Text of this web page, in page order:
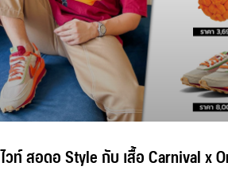
ไวท์ สอดอ Style กับ เสื้อ Carnival x